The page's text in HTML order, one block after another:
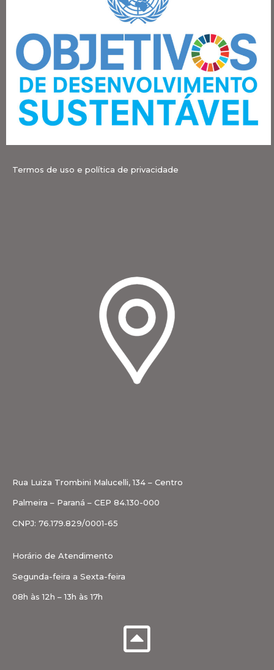
Termos de uso e política de privacidade
Rua Luiza Trombini Malucelli, 134 – Centro
Palmeira – Paraná – CEP 84.130-000
CNPJ: 76.179.829/0001-65
Horário de Atendimento
Segunda-feira a Sexta-feira
08h às 12h – 13h às 17h